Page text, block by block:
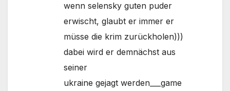
wenn selensky guten puder
erwischt, glaubt er immer er
müsse die krim zurückholen)))
dabei wird er demnächst aus
seiner
ukraine gejagt werden___game